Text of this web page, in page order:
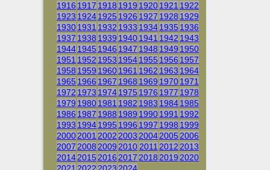
1916 1917 1918 1919 19201921 1922
1923 19241925 1926 1927 1928 1929
19301931 1932 1933 19341935 1936
1937 1938 1939 19401941 1942 1943
19441945 1946 1947 1948 1949 1950
1951 1952 1953 19541955 1956 1957
1958 1959 19601961 1962 1963 1964
1965 1966 1967 1968 1969 19701971
1972 1973 19741975 1976 1977 1978
1979 19801981 1982 1983 19841985
1986 1987 1988 1989 19901991 1992
1993 19941995 1996 1997 1998 1999
20002001 2002 2003 20042005 2006
2007 2008 2009 2010 2011 2012 2013
20142015 2016 2017 2018 2019 2020